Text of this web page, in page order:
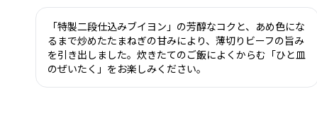
「特製二段仕込みブイヨン」の芳醇なコクと、あめ色にな
るまで炒めたたまねぎの甘みにより、薄切りビーフの旨み
を引き出しました。炊きたてのご飯によくからむ「ひと皿
のぜいたく」をお楽しみください。